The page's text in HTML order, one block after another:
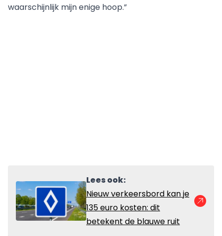
waarschijnlijk mijn enige hoop.”
Lees ook:
Nieuw verkeersbord kan je
135 euro kosten: dit
betekent de blauwe ruit